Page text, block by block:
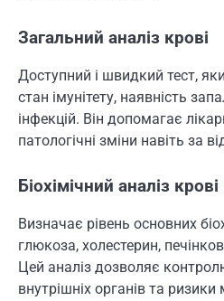
Загальний аналіз крові
Доступний і швидкий тест,
стан імунітету, наявність
інфекцій. Він допомагає
патологічні зміни навіть за
Біохімічний аналіз крові
Визначає рівень основних
глюкоза, холестерин,
Цей аналіз дозволяє
внутрішніх органів та ризики